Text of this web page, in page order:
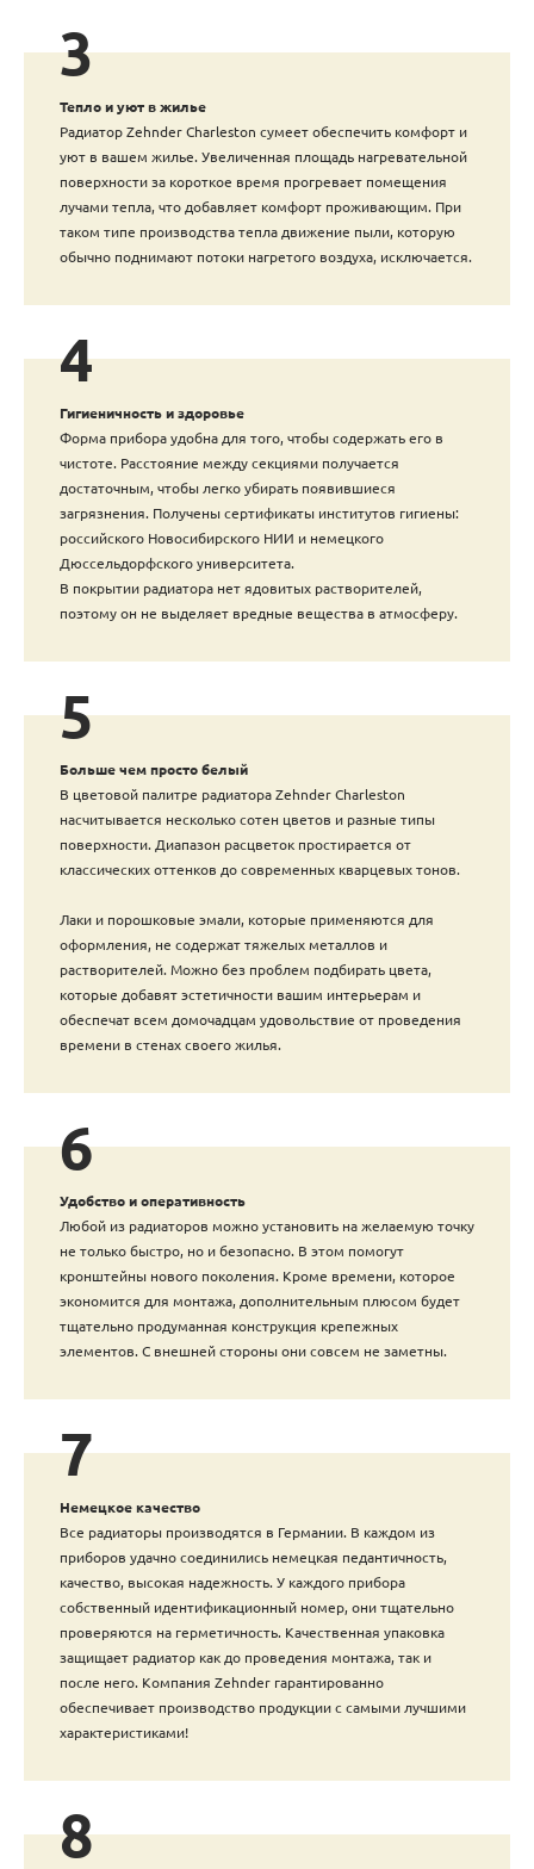
3
Тепло и уют в жилье
Радиатор Zehnder Charleston сумеет обеспечить комфорт и
уют в вашем жилье. Увеличенная площадь нагревательной
поверхности за короткое время прогревает помещения
лучами тепла, что добавляет комфорт проживающим. При
таком типе производства тепла движение пыли, которую
обычно поднимают потоки нагретого воздуха, исключается.
4
Гигиеничность и здоровье
Форма прибора удобна для того, чтобы содержать его в
чистоте. Расстояние между секциями получается
достаточным, чтобы легко убирать появившиеся
загрязнения. Получены сертификаты институтов гигиены:
российского Новосибирского НИИ и немецкого
Дюссельдорфского университета.
В покрытии радиатора нет ядовитых растворителей,
поэтому он не выделяет вредные вещества в атмосферу.
5
Больше чем просто белый
В цветовой палитре радиатора Zehnder Charleston
насчитывается несколько сотен цветов и разные типы
поверхности. Диапазон расцветок простирается от
классических оттенков до современных кварцевых тонов.
Лаки и порошковые эмали, которые применяются для
оформления, не содержат тяжелых металлов и
растворителей. Можно без проблем подбирать цвета,
которые добавят эстетичности вашим интерьерам и
обеспечат всем домочадцам удовольствие от проведения
времени в стенах своего жилья.
6
Удобство и оперативность
Любой из радиаторов можно установить на желаемую точку
не только быстро, но и безопасно. В этом помогут
кронштейны нового поколения. Кроме времени, которое
экономится для монтажа, дополнительным плюсом будет
тщательно продуманная конструкция крепежных
элементов. С внешней стороны они совсем не заметны.
7
Немецкое качество
Все радиаторы производятся в Германии. В каждом из
приборов удачно соединились немецкая педантичность,
качество, высокая надежность. У каждого прибора
собственный идентификационный номер, они тщательно
проверяются на герметичность. Качественная упаковка
защищает радиатор как до проведения монтажа, так и
после него. Компания Zehnder гарантированно
обеспечивает производство продукции с самыми лучшими
характеристиками!
8